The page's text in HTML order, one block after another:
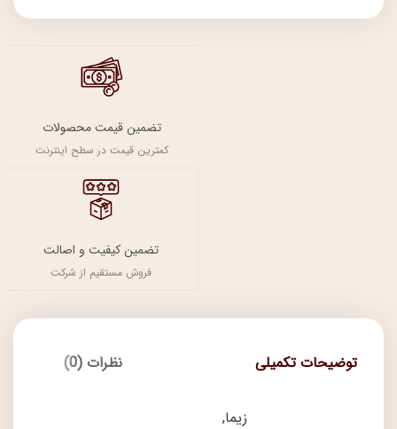
تضمین قیمت محصولات
کمترین قیمت در سطح اینترنت
تضمین کیفیت و اصالت
فروش مستقیم از شرکت
توضیحات تکمیلی نظرات (0)
زیما,